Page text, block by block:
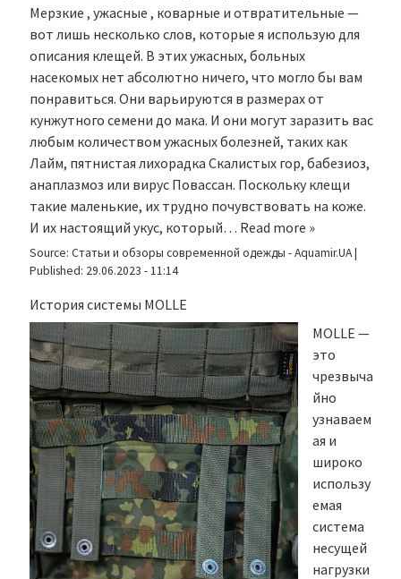
Мерзкие , ужасные , коварные и отвратительные —
вот лишь несколько слов, которые я использую для
описания клещей. В этих ужасных, больных
насекомых нет абсолютно ничего, что могло бы вам
понравиться. Они варьируются в размерах от
кунжутного семени до мака. И они могут заразить вас
любым количеством ужасных болезней, таких как
Лайм, пятнистая лихорадка Скалистых гор, бабезиоз,
анаплазмоз или вирус Повассан. Поскольку клещи
такие маленькие, их трудно почувствовать на коже.
И их настоящий укус, который… Read more »
Source: Статьи и обзоры современной одежды - Aquamir.UA|
Published: 29.06.2023 - 11:14
История системы MOLLE
MOLLE —
это
чрезвыча
йно
узнаваем
ая и
широко
использу
емая
система
несущей
нагрузки